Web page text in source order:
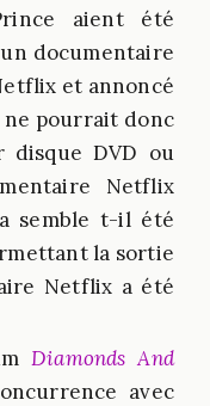
aient été
documentaire
et annoncé
ne pourrait donc
disque DVD ou
Netflix
semble t-il été
la sortie
Netflix a été
Diamonds And
avec